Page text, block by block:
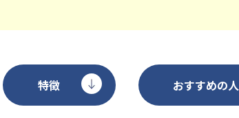
特徴 おすすめの人